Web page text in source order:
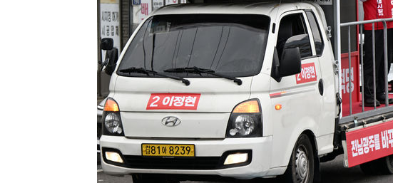
[속보]삼성전자·SK하이닉스 동반 강보합…1%대 상승 출발
[속보]코스닥, 5.95포인트(0.74%) 상승한 807.62개장
[속보]코스피, 6300선 재탈환…1.09% 오른 6365.07 개장
시리아 다마스쿠스 교외에서 미니버스 폭발.. 14명 부상, 3명은 중
입추에도 극한더위…서울 낮 39도 '폭염중대경보'
이란, 호르무즈서 "적국 목표물들"과 대치로 남부 케슘섬에서 두차
[속보]美, 폴리실리콘 수입 규제…파생제품 15% 관세, 120일 후 발
[속보]트럼프, 美 원정출산 금지 행정명령 서명
[속보] 뉴욕증시, 일제 하락 마감…나스닥 0.06%↓